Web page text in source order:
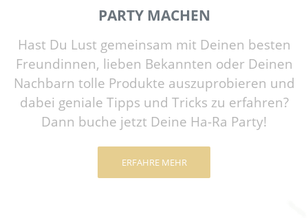
PARTY MACHEN
Hast Du Lust gemeinsam mit Deinen besten
Freundinnen, lieben Bekannten oder Deinen
Nachbarn tolle Produkte auszuprobieren und
dabei geniale Tipps und Tricks zu erfahren?
Dann buche jetzt Deine Ha-Ra Party!
ERFAHRE MEHR